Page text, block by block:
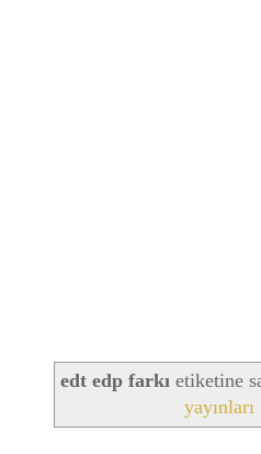
edt edp farkı etiketine